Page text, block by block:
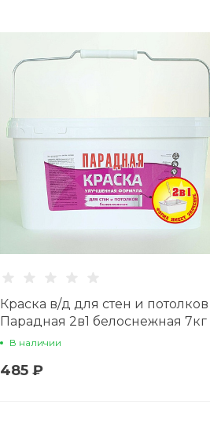
Краска в/д для стен и потолков
Парадная 2в1 белоснежная 7кг
В наличии
485 ₽